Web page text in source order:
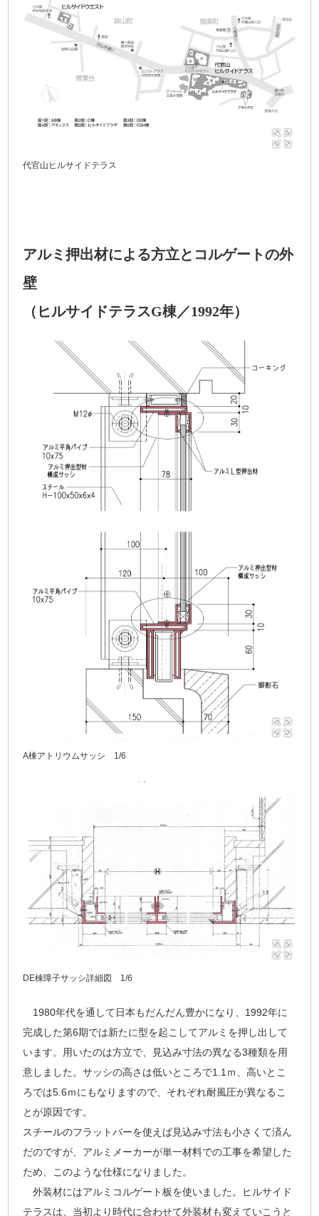
代官山ヒルサイドテラス
アルミ押出材による方立とコルゲートの外
壁
（ヒルサイドテラスG棟／1992年）
A棟アトリウムサッシ 1/6
DE棟障子サッシ詳細図 1/6
1980年代を通して日本もだんだん豊かになり、1992年に
完成した第6期では新たに型を起こしてアルミを押し出して
います。用いたのは方立で、見込み寸法の異なる3種類を用
意しました。サッシの高さは低いところで1.1ｍ、高いとこ
ろでは5.6ｍにもなりますので、それぞれ耐風圧が異なるこ
とが原因です。
スチールのフラットバーを使えば見込み寸法も小さくて済ん
だのですが、アルミメーカーが単一材料での工事を希望した
ため、このような仕様になりました。
外装材にはアルミコルゲート板を使いました。ヒルサイド
テラスは、当初より時代に合わせて外装材も変えていこうと